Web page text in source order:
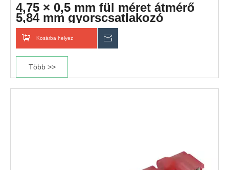
4,75 × 0,5 mm fül méret átmérő
5,84 mm gyorscsatlakozó
nejlonnal
Kosárba helyez
Több >>